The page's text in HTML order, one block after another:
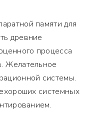
памяти для
древние
процесса
Желательное
системы.
системных